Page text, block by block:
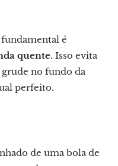
é
quente. Isso evita
no fundo da
perfeito.
de uma bola de